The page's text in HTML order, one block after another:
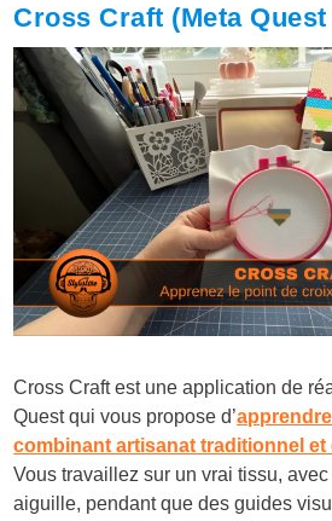
Cross Craft (Meta
Cross Craft est une application de
Quest qui vous propose d’
combinant artisanat traditionnel
Vous travaillez sur un vrai tissu,
aiguille, pendant que des guides